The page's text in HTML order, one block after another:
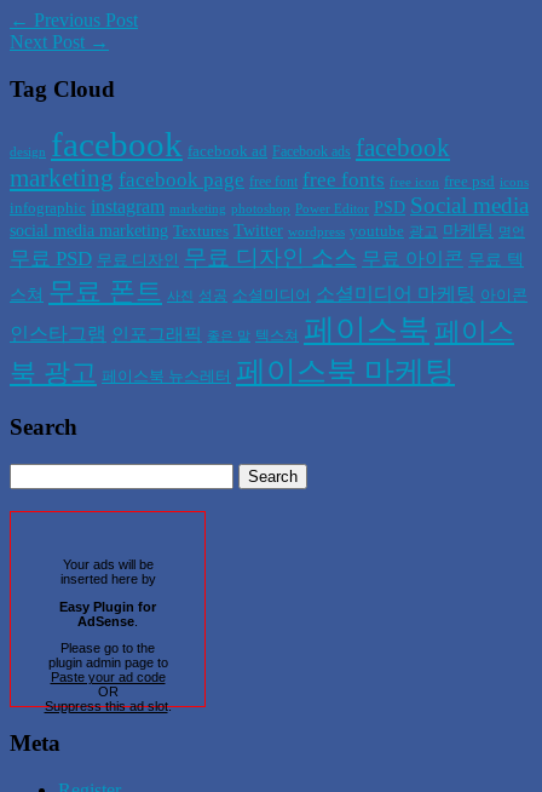
← Previous Post
Next Post →
Tag Cloud
design facebook facebook ad Facebook ads facebook
marketing facebook page free font free fonts free icon free psd icons
infographic instagram marketing photoshop Power Editor PSD Social media
social media marketing Textures Twitter wordpress youtube 광고 마케팅 명언
무료 PSD 무료 디자인 무료 디자인 소스 무료 아이콘 무료 텍
스쳐 무료 폰트 사진 성공 소셜미디어 소셜미디어 마케팅 아이콘
인스타그램 인포그래픽 좋은 말 텍스쳐 페이스북 페이스
북 광고 페이스북 뉴스레터 페이스북 마케팅
Search
Your ads will be
inserted here by
Easy Plugin for
AdSense
Please go to the
plugin admin page to
Paste your ad code
OR
Suppress this ad slot.
Meta